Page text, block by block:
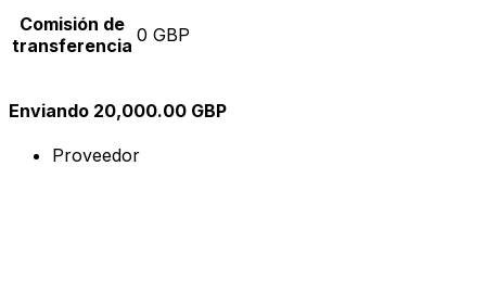
Comisión de
transferencia 0 GBP
Enviando 20,000.00 GBP
Proveedor